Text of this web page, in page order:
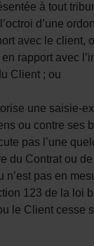
à tout
d’une
avec le client,
rapport avec
Client ; ou
une saisie-
ou contre ses
pas l’une
du Contrat ou
n’est pas en
123 de la loi
le Client cesse